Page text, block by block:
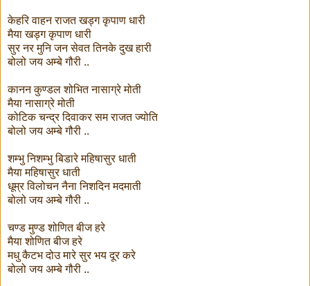
केहरि वाहन राजत खड्ग कृपाण धारी
मैया खड्ग कृपाण धारी
सुर नर मुनि जन सेवत तिनके दुख हारी
बोलो जय अम्बे गौरी ..
कानन कुण्डल शोभित नासाग्रे मोती
मैया नासाग्रे मोती
कोटिक चन्द्र दिवाकर सम राजत ज्योति
बोलो जय अम्बे गौरी ..
शम्भु निशम्भु बिडारे महिषासुर धाती
मैया महिषासुर धाती
धूम्र विलोचन नैना निशदिन मदमाती
बोलो जय अम्बे गौरी ..
चण्ड मुण्ड शोणित बीज हरे
मैया शोणित बीज हरे
मधु कैटभ दोउ मारे सुर भय दूर करे
बोलो जय अम्बे गौरी ..